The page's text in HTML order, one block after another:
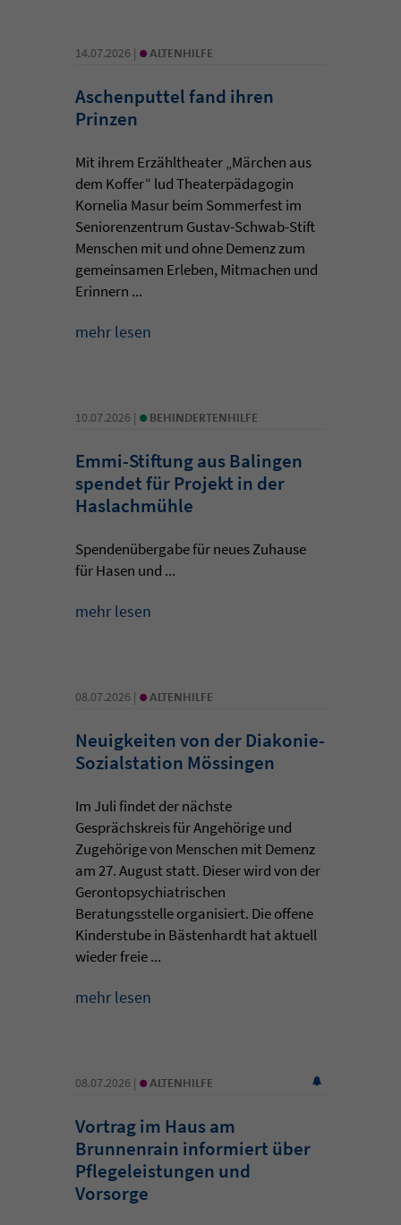
14.07.2026 | • ALTENHILFE
Aschenputtel fand ihren
Prinzen
Mit ihrem Erzähltheater „Märchen aus
dem Koffer“ lud Theaterpädagogin
Kornelia Masur beim Sommerfest im
Seniorenzentrum Gustav-Schwab-Stift
Menschen mit und ohne Demenz zum
gemeinsamen Erleben, Mitmachen und
Erinnern ...
mehr lesen
10.07.2026 | • BEHINDERTENHILFE
Emmi-Stiftung aus Balingen
spendet für Projekt in der
Haslachmühle
Spendenübergabe für neues Zuhause
für Hasen und ...
mehr lesen
08.07.2026 | • ALTENHILFE
Neuigkeiten von der Diakonie-
Sozialstation Mössingen
Im Juli findet der nächste
Gesprächskreis für Angehörige und
Zugehörige von Menschen mit Demenz
am 27. August statt. Dieser wird von der
Gerontopsychiatrischen
Beratungsstelle organisiert. Die offene
Kinderstube in Bästenhardt hat aktuell
wieder freie ...
mehr lesen
08.07.2026 | • ALTENHILFE
Vortrag im Haus am
Brunnenrain informiert über
Pflegeleistungen und
Vorsorge